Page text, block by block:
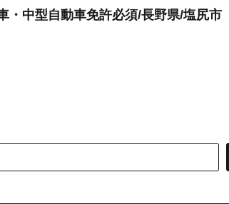
・中型自動車免許必須/長野県/塩尻市